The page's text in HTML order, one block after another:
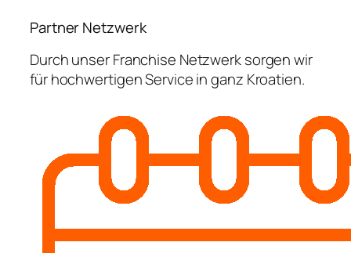
Partner Netzwerk
Durch unser Franchise Netzwerk sorgen wir
für hochwertigen Service in ganz Kroatien.